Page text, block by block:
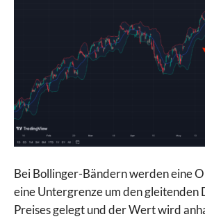
Bei Bollinger-Bändern werden eine
eine Untergrenze um den gleitenden
Preises gelegt und der Wert wird